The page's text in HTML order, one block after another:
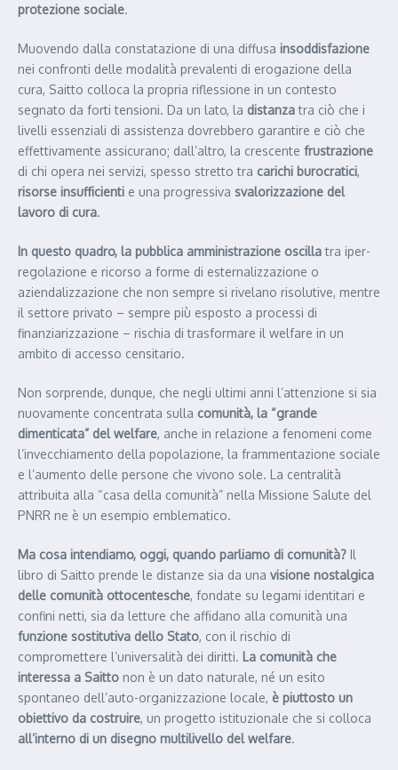
protezione sociale.
Muovendo dalla constatazione di una diffusa insoddisfazione
nei confronti delle modalità prevalenti di erogazione della
cura, Saitto colloca la propria riflessione in un contesto
segnato da forti tensioni. Da un lato, la distanzatra ciò che i
livelli essenziali di assistenza dovrebbero garantire e ciò che
effettivamente assicurano; dall’altro, la crescente frustrazione
di chi opera nei servizi, spesso stretto tra carichi burocratici,
risorse insufficienti e una progressiva svalorizzazione del
lavoro di cura.
In questo quadro, la pubblica amministrazione oscillatra iper-
regolazione e ricorso a forme di esternalizzazione o
aziendalizzazione che non sempre si rivelano risolutive, mentre
il settore privato – sempre più esposto a processi di
finanziarizzazione – rischia di trasformare il welfare in un
ambito di accesso censitario.
Non sorprende, dunque, che negli ultimi anni l’attenzione si sia
nuovamente concentrata sulla comunità, la “grande
dimenticata” del welfare, anche in relazione a fenomeni come
l’invecchiamento della popolazione, la frammentazione sociale
e l’aumento delle persone che vivono sole. La centralità
attribuita alla “casa della comunità” nella Missione Salute del
PNRR ne è un esempio emblematico.
Ma cosa intendiamo, oggi, quando parliamo di comunità? Il
libro di Saitto prende le distanze sia da una visione nostalgica
delle comunità ottocentesche, fondate su legami identitari e
confini netti, sia da letture che affidano alla comunità una
funzione sostitutiva dello Stato, con il rischio di
compromettere l’universalità dei diritti. La comunità che
interessa a Saitto non è un dato naturale, né un esito
spontaneo dell’auto-organizzazione locale, è piuttosto un
obiettivo da costruire, un progetto istituzionale che si colloca
all’interno di un disegno multilivello del welfare.